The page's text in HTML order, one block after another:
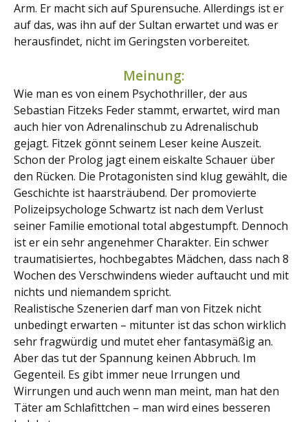
Arm. Er macht sich auf Spurensuche. Allerdings ist er
auf das, was ihn auf der Sultan erwartet und was er
herausfindet, nicht im Geringsten vorbereitet.
Meinung:
Wie man es von einem Psychothriller, der aus
Sebastian Fitzeks Feder stammt, erwartet, wird man
auch hier von Adrenalinschub zu Adrenalischub
gejagt. Fitzek gönnt seinem Leser keine Auszeit.
Schon der Prolog jagt einem eiskalte Schauer über
den Rücken. Die Protagonisten sind klug gewählt, die
Geschichte ist haarsträubend. Der promovierte
Polizeipsychologe Schwartz ist nach dem Verlust
seiner Familie emotional total abgestumpft. Dennoch
ist er ein sehr angenehmer Charakter. Ein schwer
traumatisiertes, hochbegabtes Mädchen, dass nach 8
Wochen des Verschwindens wieder auftaucht und mit
nichts und niemandem spricht.
Realistische Szenerien darf man von Fitzek nicht
unbedingt erwarten – mitunter ist das schon wirklich
sehr fragwürdig und mutet eher fantasymäßig an.
Aber das tut der Spannung keinen Abbruch. Im
Gegenteil. Es gibt immer neue Irrungen und
Wirrungen und auch wenn man meint, man hat den
Täter am Schlafittchen – man wird eines besseren